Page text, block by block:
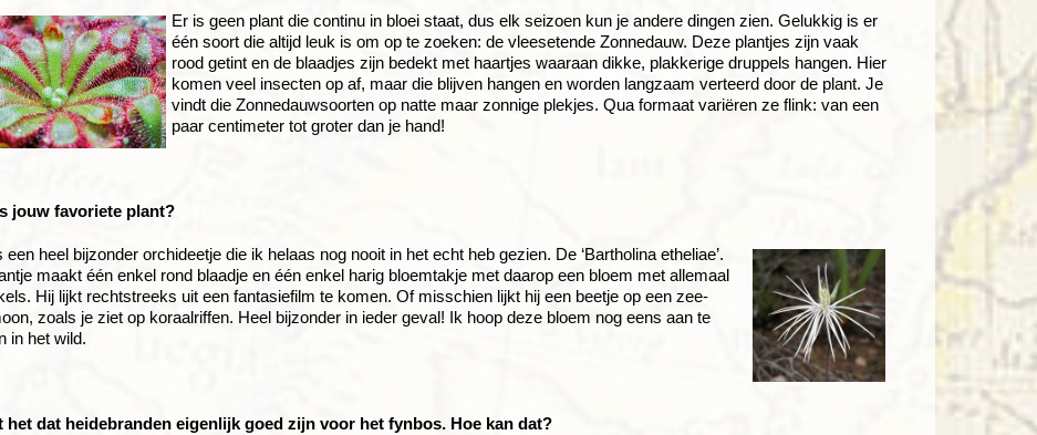
Er is geen plant die continu in bloei staat, dus elk seizoen kun je andere dingen zien. Gelukkig is er
één soort die altijd leuk is om op te zoeken: de vleesetende Zonnedauw. Deze plantjes zijn vaak
rood getint en de blaadjes zijn bedekt met haartjes waaraan dikke, plakkerige druppels hangen. Hier
komen veel insecten op af, maar die blijven hangen en worden langzaam verteerd door de plant. Je
vindt die Zonnedauwsoorten op natte maar zonnige plekjes. Qua formaat variëren ze flink: van een
paar centimeter tot groter dan je hand!
jouw favoriete plant?
een heel bijzonder orchideetje die ik helaas nog nooit in het echt heb gezien. De ‘Bartholina etheliae’.
maakt één enkel rond blaadje en één enkel harig bloemtakje met daarop een bloem met allemaal
Hij lijkt rechtstreeks uit een fantasiefilm te komen. Of misschien lijkt hij een beetje op een zee-
zoals je ziet op koraalriffen. Heel bijzonder in ieder geval! Ik hoop deze bloem nog eens aan te
in het wild.
het dat heidebranden eigenlijk goed zijn voor het fynbos. Hoe kan dat?